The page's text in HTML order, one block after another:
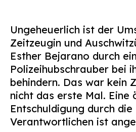
Ungeheuerlich ist der
Zeitzeugin und
Esther Bejarano durch
Polizeihubschrauber bei
behindern. Das war kein
nicht das erste Mal. Eine
Entschuldigung durch die
Verantwortlichen ist